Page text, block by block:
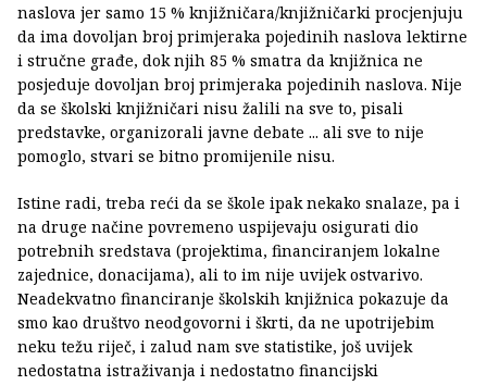
naslova jer samo 15 % knjižničara/knjižničarki procjenjuju
da ima dovoljan broj primjeraka pojedinih naslova lektirne
i stručne građe, dok njih 85 % smatra da knjižnica ne
posjeduje dovoljan broj primjeraka pojedinih naslova. Nije
da se školski knjižničari nisu žalili na sve to, pisali
predstavke, organizorali javne debate ... ali sve to nije
pomoglo, stvari se bitno promijenile nisu.
Istine radi, treba reći da se škole ipak nekako snalaze, pa i
na druge načine povremeno uspijevaju osigurati dio
potrebnih sredstava (projektima, financiranjem lokalne
zajednice, donacijama), ali to im nije uvijek ostvarivo.
Neadekvatno financiranje školskih knjižnica pokazuje da
smo kao društvo neodgovorni i škrti, da ne upotrijebim
neku težu riječ, i zalud nam sve statistike, još uvijek
nedostatna istraživanja i nedostatno financijski